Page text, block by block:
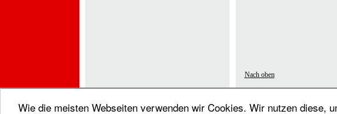
Wie die meisten Webseiten verwenden wir Cookies. Wir nutzen diese,
Nach oben